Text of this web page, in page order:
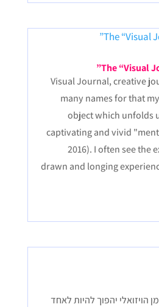
The “Visual
Visual Journal, creative
many names for that
object which unfolds
captivating and vivid
2016). I often see the
drawn and longing
הויזואלי יהפוך להיות לאחד